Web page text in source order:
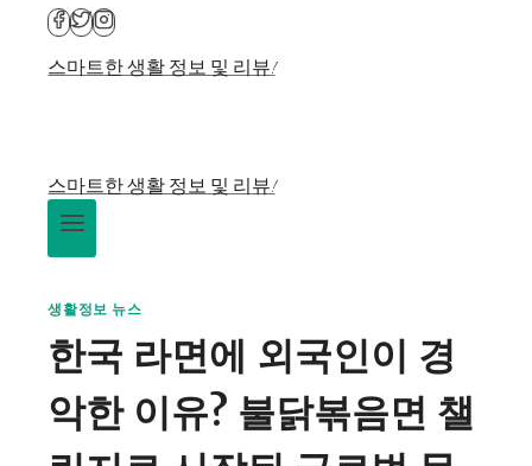
스마트한 생활 정보 및 리뷰!
스마트한 생활 정보 및 리뷰!
생활정보 뉴스
한국 라면에 외국인이 경
악한 이유? 불닭볶음면 챌